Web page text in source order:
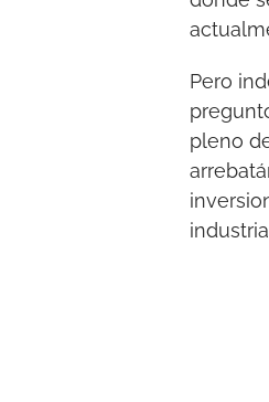
Pero
pleno